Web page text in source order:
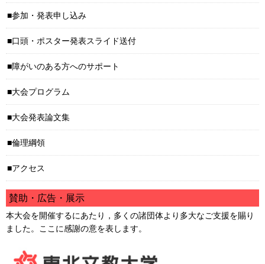
参加・発表申し込み
口頭・ポスター発表スライド送付
障がいのある方へのサポート
大会プログラム
大会発表論文集
倫理綱領
アクセス
賛助・広告・展示
本大会を開催するにあたり，多くの諸団体より多大なご支援を賜り
ました。ここに感謝の意を表します。